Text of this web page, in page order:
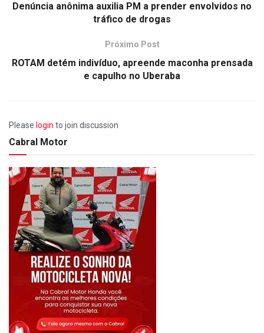
Denúncia anônima auxilia PM a prender envolvidos no
tráfico de drogas
Próximo Post
ROTAM detém indivíduo, apreende maconha prensada
e capulho no Uberaba
Please login to join discussion
Cabral Motor